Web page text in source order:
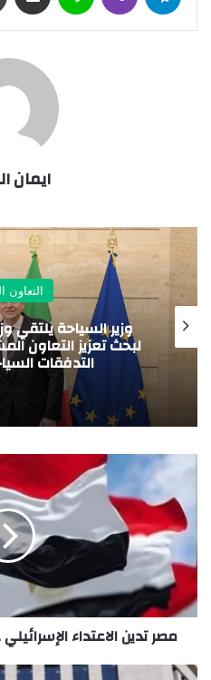
ايمان
التعاون الدولي
يلتقي وزير السياحة الإيطالي
المشترك ودفع مزيد من
السياحية إلى مصر
مصر تدين الاعتداء